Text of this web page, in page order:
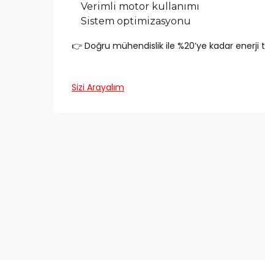
Verimli motor kullanımı
Sistem optimizasyonu
👉 Doğru mühendislik ile %20’ye kadar
Sizi Arayalım